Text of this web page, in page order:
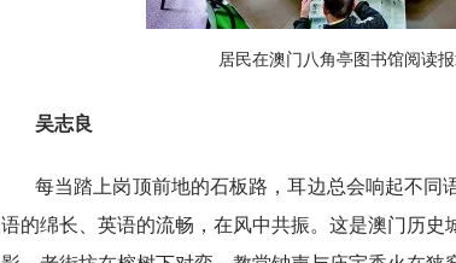
居民在澳门八角亭图书馆阅读
吴志良
每当踏上岗顶前地的石板路，耳边总会响起不
语的绵长、英语的流畅，在风中共振。这是澳门历